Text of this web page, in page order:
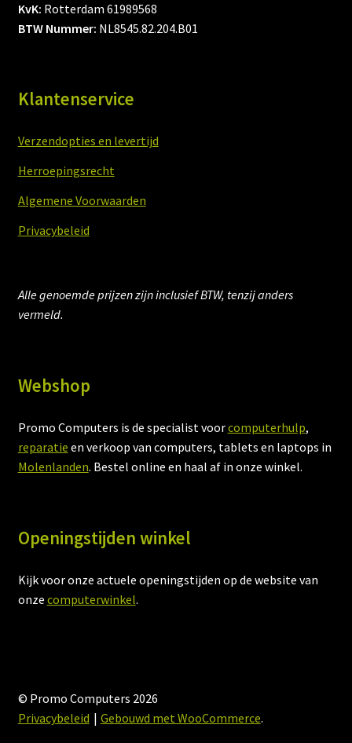
KvK: Rotterdam 61989568
BTW Nummer: NL8545.82.204.B01
Klantenservice
Verzendopties en levertijd
Herroepingsrecht
Algemene Voorwaarden
Privacybeleid
Alle genoemde prijzen zijn inclusief BTW, tenzij anders
vermeld.
Webshop
Promo Computers is de specialist voorcomputerhulp,
reparatie en verkoop van computers, tablets en laptops in
Molenlanden. Bestel online en haal af in onze winkel.
Openingstijden winkel
Kijk voor onze actuele openingstijden op de website van
onze computerwinkel.
© Promo Computers 2026
Privacybeleid
Gebouwd met WooCommerce.